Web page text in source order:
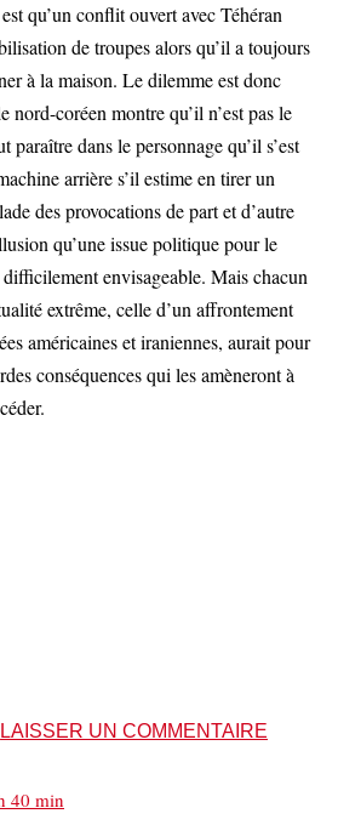
qu’un conflit ouvert avec Téhéran
de troupes alors qu’il a toujours
à la maison. Le dilemme est donc
nord-coréen montre qu’il n’est pas le
paraître dans le personnage qu’il s’est
arrière s’il estime en tirer un
des provocations de part et d’autre
qu’une issue politique pour le
envisageable. Mais chacun
extrême, celle d’un affrontement
américaines et iraniennes, aurait pour
conséquences qui les amèneront à
LAISSER UN COMMENTAIRE
40 min